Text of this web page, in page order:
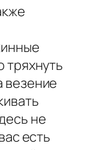
везение
не
есть